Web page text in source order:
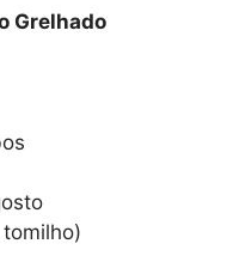
Grelhado